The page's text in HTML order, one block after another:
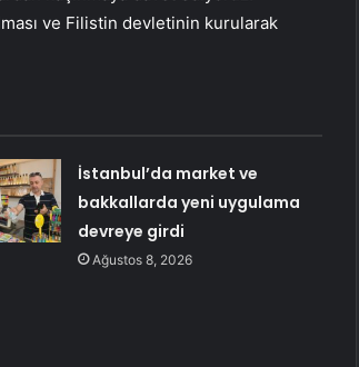
ve Filistin devletinin kurularak
İstanbul’da market ve
bakkallarda yeni uygulama
devreye girdi
Ağustos 8, 2026